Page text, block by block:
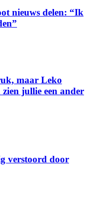
nieuws delen: “Ik
maar Leko
jullie een ander
verstoord door